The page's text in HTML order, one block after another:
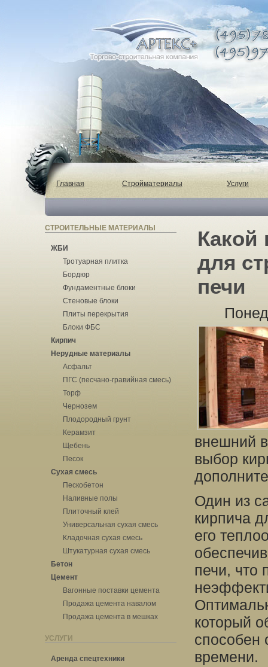
Главная Стройматериалы Услуги
СТРОИТЕЛЬНЫЕ МАТЕРИАЛЫ
ЖБИ
Тротуарная плитка
Бордюр
Фундаментные блоки
Стеновые блоки
Плиты перекрытия
Блоки ФБС
Кирпич
Нерудные материалы
Асфальт
ПГС (песчано-гравийная смесь)
Торф
Чернозем
Плодородный грунт
Керамзит
Щебень
Песок
Сухая смесь
Пескобетон
Наливные полы
Плиточный клей
Универсальная сухая смесь
Кладочная сухая смесь
Штукатурная сухая смесь
Бетон
Цемент
Вагонные поставки цемента
Продажа цемента навалом
Продажа цемента в мешках
УСЛУГИ
Аренда спецтехники
Какой
для
печи
внешний
выбор
Один из
кирпича
его
печи, что
который
способен
времени.